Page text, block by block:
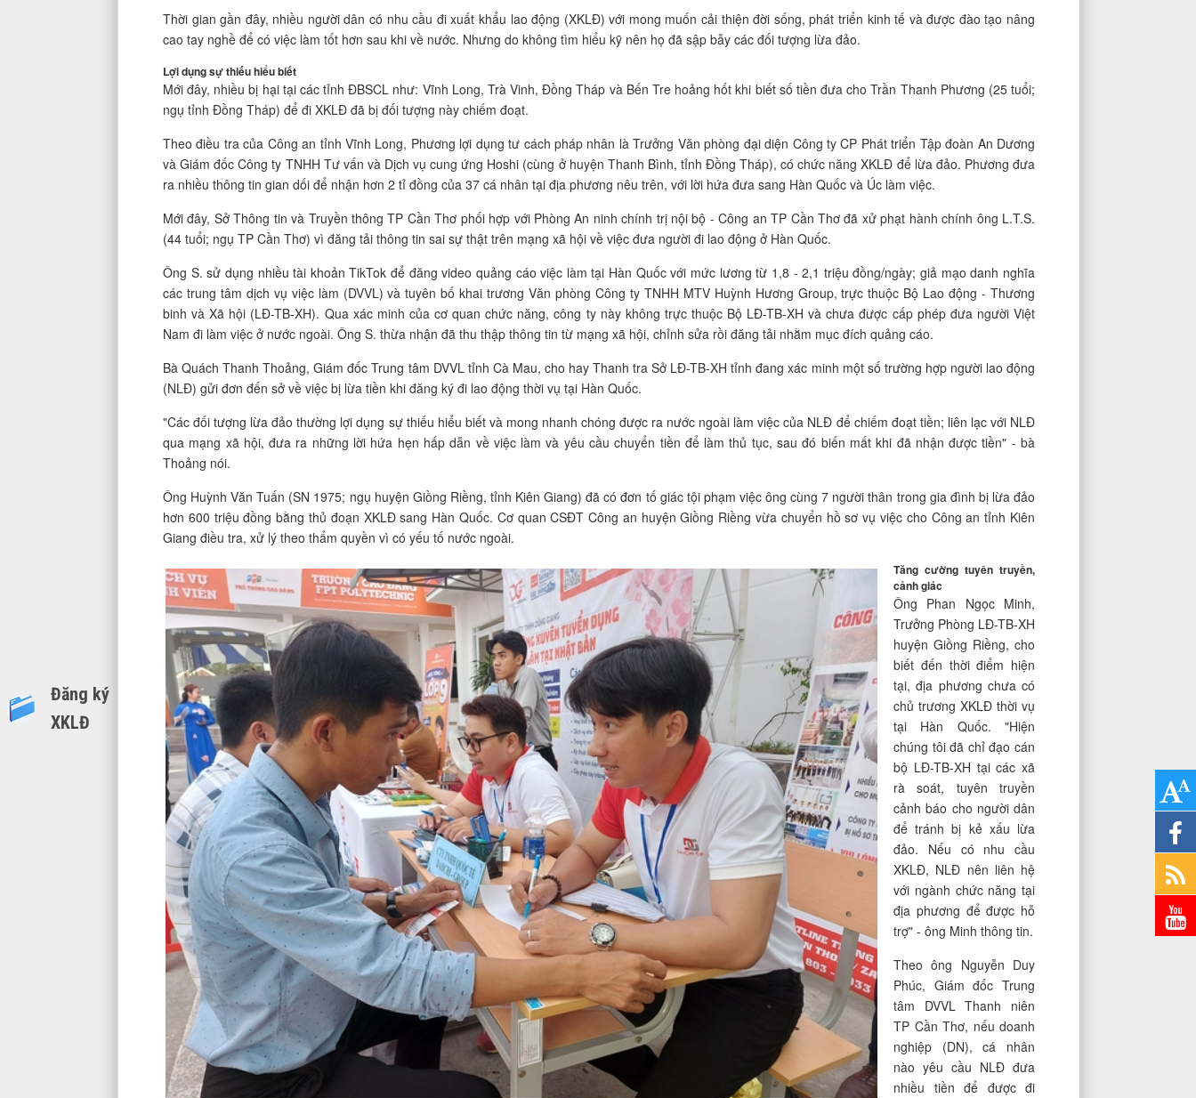
Thời gian gần đây, nhiều người dân có nhu cầu đi xuất khẩu lao động (XKLĐ) với mong muốn cải thiện đời sống, phát triển kinh tế và được đào tạo nâng
cao tay nghề để có việc làm tốt hơn sau khi về nước. Nhưng do không tìm hiểu kỹ nên họ đã sập bẫy các đối tượng lừa đảo.
Lợi dụng sự thiếu hiểu biết
Mới đây, nhiều bị hại tại các tỉnh ĐBSCL như: Vĩnh Long, Trà Vinh, Đồng Tháp và Bến Tre hoảng hốt khi biết số tiền đưa cho Trần Thanh Phương (25 tuổi;
ngụ tỉnh Đồng Tháp) để đi XKLĐ đã bị đối tượng này chiếm đoạt.
Theo điều tra của Công an tỉnh Vĩnh Long, Phương lợi dụng tư cách pháp nhân là Trưởng Văn phòng đại diện Công ty CP Phát triển Tập đoàn An Dương
và Giám đốc Công ty TNHH Tư vấn và Dịch vụ cung ứng Hoshi (cùng ở huyện Thanh Bình, tỉnh Đồng Tháp), có chức năng XKLĐ để lừa đảo. Phương đưa
ra nhiều thông tin gian dối để nhận hơn 2 tỉ đồng của 37 cá nhân tại địa phương nêu trên, với lời hứa đưa sang Hàn Quốc và Úc làm việc.
Mới đây, Sở Thông tin và Truyền thông TP Cần Thơ phối hợp với Phòng An ninh chính trị nội bộ - Công an TP Cần Thơ đã xử phạt hành chính ông L.T.S.
(44 tuổi; ngụ TP Cần Thơ) vì đăng tải thông tin sai sự thật trên mạng xã hội về việc đưa người đi lao động ở Hàn Quốc.
Ông S. sử dụng nhiều tài khoản TikTok để đăng video quảng cáo việc làm tại Hàn Quốc với mức lương từ 1,8 - 2,1 triệu đồng/ngày; giả mạo danh nghĩa
các trung tâm dịch vụ việc làm (DVVL) và tuyên bố khai trương Văn phòng Công ty TNHH MTV Huỳnh Hương Group, trực thuộc Bộ Lao động - Thương
binh và Xã hội (LĐ-TB-XH). Qua xác minh của cơ quan chức năng, công ty này không trực thuộc Bộ LĐ-TB-XH và chưa được cấp phép đưa người Việt
Nam đi làm việc ở nước ngoài. Ông S. thừa nhận đã thu thập thông tin từ mạng xã hội, chỉnh sửa rồi đăng tải nhằm mục đích quảng cáo.
Bà Quách Thanh Thoảng, Giám đốc Trung tâm DVVL tỉnh Cà Mau, cho hay Thanh tra Sở LĐ-TB-XH tỉnh đang xác minh một số trường hợp người lao động
(NLĐ) gửi đơn đến sở về việc bị lừa tiền khi đăng ký đi lao động thời vụ tại Hàn Quốc.
"Các đối tượng lừa đảo thường lợi dụng sự thiếu hiểu biết và mong nhanh chóng được ra nước ngoài làm việc của NLÐ để chiếm đoạt tiền; liên lạc với NLÐ
qua mạng xã hội, đưa ra những lời hứa hẹn hấp dẫn về việc làm và yêu cầu chuyển tiền để làm thủ tục, sau đó biến mất khi đã nhận được tiền" - bà
Thoảng nói.
Ông Huỳnh Văn Tuấn (SN 1975; ngụ huyện Giồng Riềng, tỉnh Kiên Giang) đã có đơn tố giác tội phạm việc ông cùng 7 người thân trong gia đình bị lừa đảo
hơn 600 triệu đồng bằng thủ đoạn XKLĐ sang Hàn Quốc. Cơ quan CSĐT Công an huyện Giồng Riềng vừa chuyển hồ sơ vụ việc cho Công an tỉnh Kiên
Giang điều tra, xử lý theo thẩm quyền vì có yếu tố nước ngoài.
Tăng cường tuyên truyền,
cảnh giác
Ông Phan Ngọc Minh,
Trưởng Phòng LĐ-TB-XH
huyện Giồng Riềng, cho
biết đến thời điểm hiện
tại, địa phương chưa có
chủ trương XKLĐ thời vụ
tại Hàn Quốc. "Hiện
chúng tôi đã chỉ đạo cán
bộ LĐ-TB-XH tại các xã
rà soát, tuyên truyền
cảnh báo cho người dân
để tránh bị kẻ xấu lừa
đảo. Nếu có nhu cầu
XKLĐ, NLĐ nên liên hệ
với ngành chức năng tại
địa phương để được hỗ
trợ" - ông Minh thông tin.
Theo ông Nguyễn Duy
Phúc, Giám đốc Trung
tâm DVVL Thanh niên
TP Cần Thơ, nếu doanh
nghiệp (DN), cá nhân
nào yêu cầu NLĐ đưa
nhiều tiền để được đi
Đăng ký
XKLĐ